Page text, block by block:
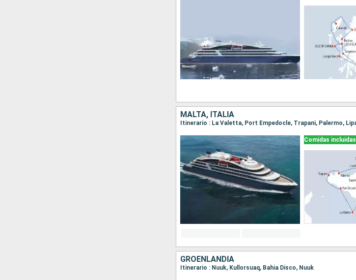
MALTA, ITALIA
Comidas incluidas
GROENLANDIA
Itinerario : Nuuk, Kullorsuaq, Bahia Disco, Nuuk